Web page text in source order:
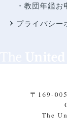
・教団年鑑お
プライバシー
〒169-
The